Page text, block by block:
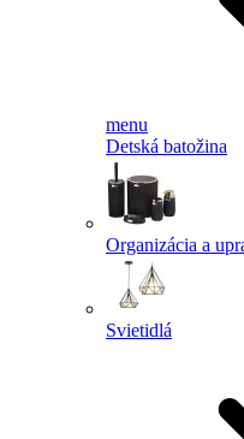
menu
Detská batožina
Organizácia a
Svietidlá